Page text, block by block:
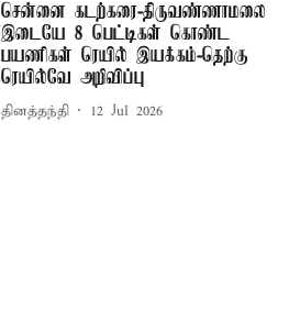
சென்னை கடற்கரை-திருவண்ணாமலை
இடையே 8 பெட்டிகள் கொண்ட
பயணிகள் ரெயில் இயக்கம்-தெற்கு
ரெயில்வே அறிவிப்பு
தினத்தந்தி 12 Jul 2026